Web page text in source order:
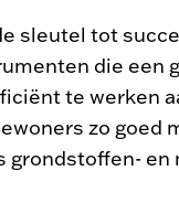
sleutel tot
die een
te werken
zo goed
grondstoffen-